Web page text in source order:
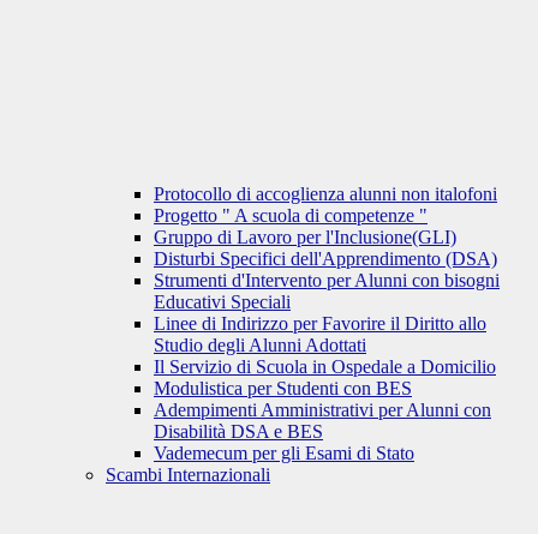
Protocollo di accoglienza alunni non italofoni
Progetto " A scuola di competenze "
Gruppo di Lavoro per l'Inclusione(GLI)
Disturbi Specifici dell'Apprendimento (DSA)
Strumenti d'Intervento per Alunni con bisogni
Educativi Speciali
Linee di Indirizzo per Favorire il Diritto allo
Studio degli Alunni Adottati
Il Servizio di Scuola in Ospedale a Domicilio
Modulistica per Studenti con BES
Adempimenti Amministrativi per Alunni con
Disabilità DSA e BES
Vademecum per gli Esami di Stato
Scambi Internazionali